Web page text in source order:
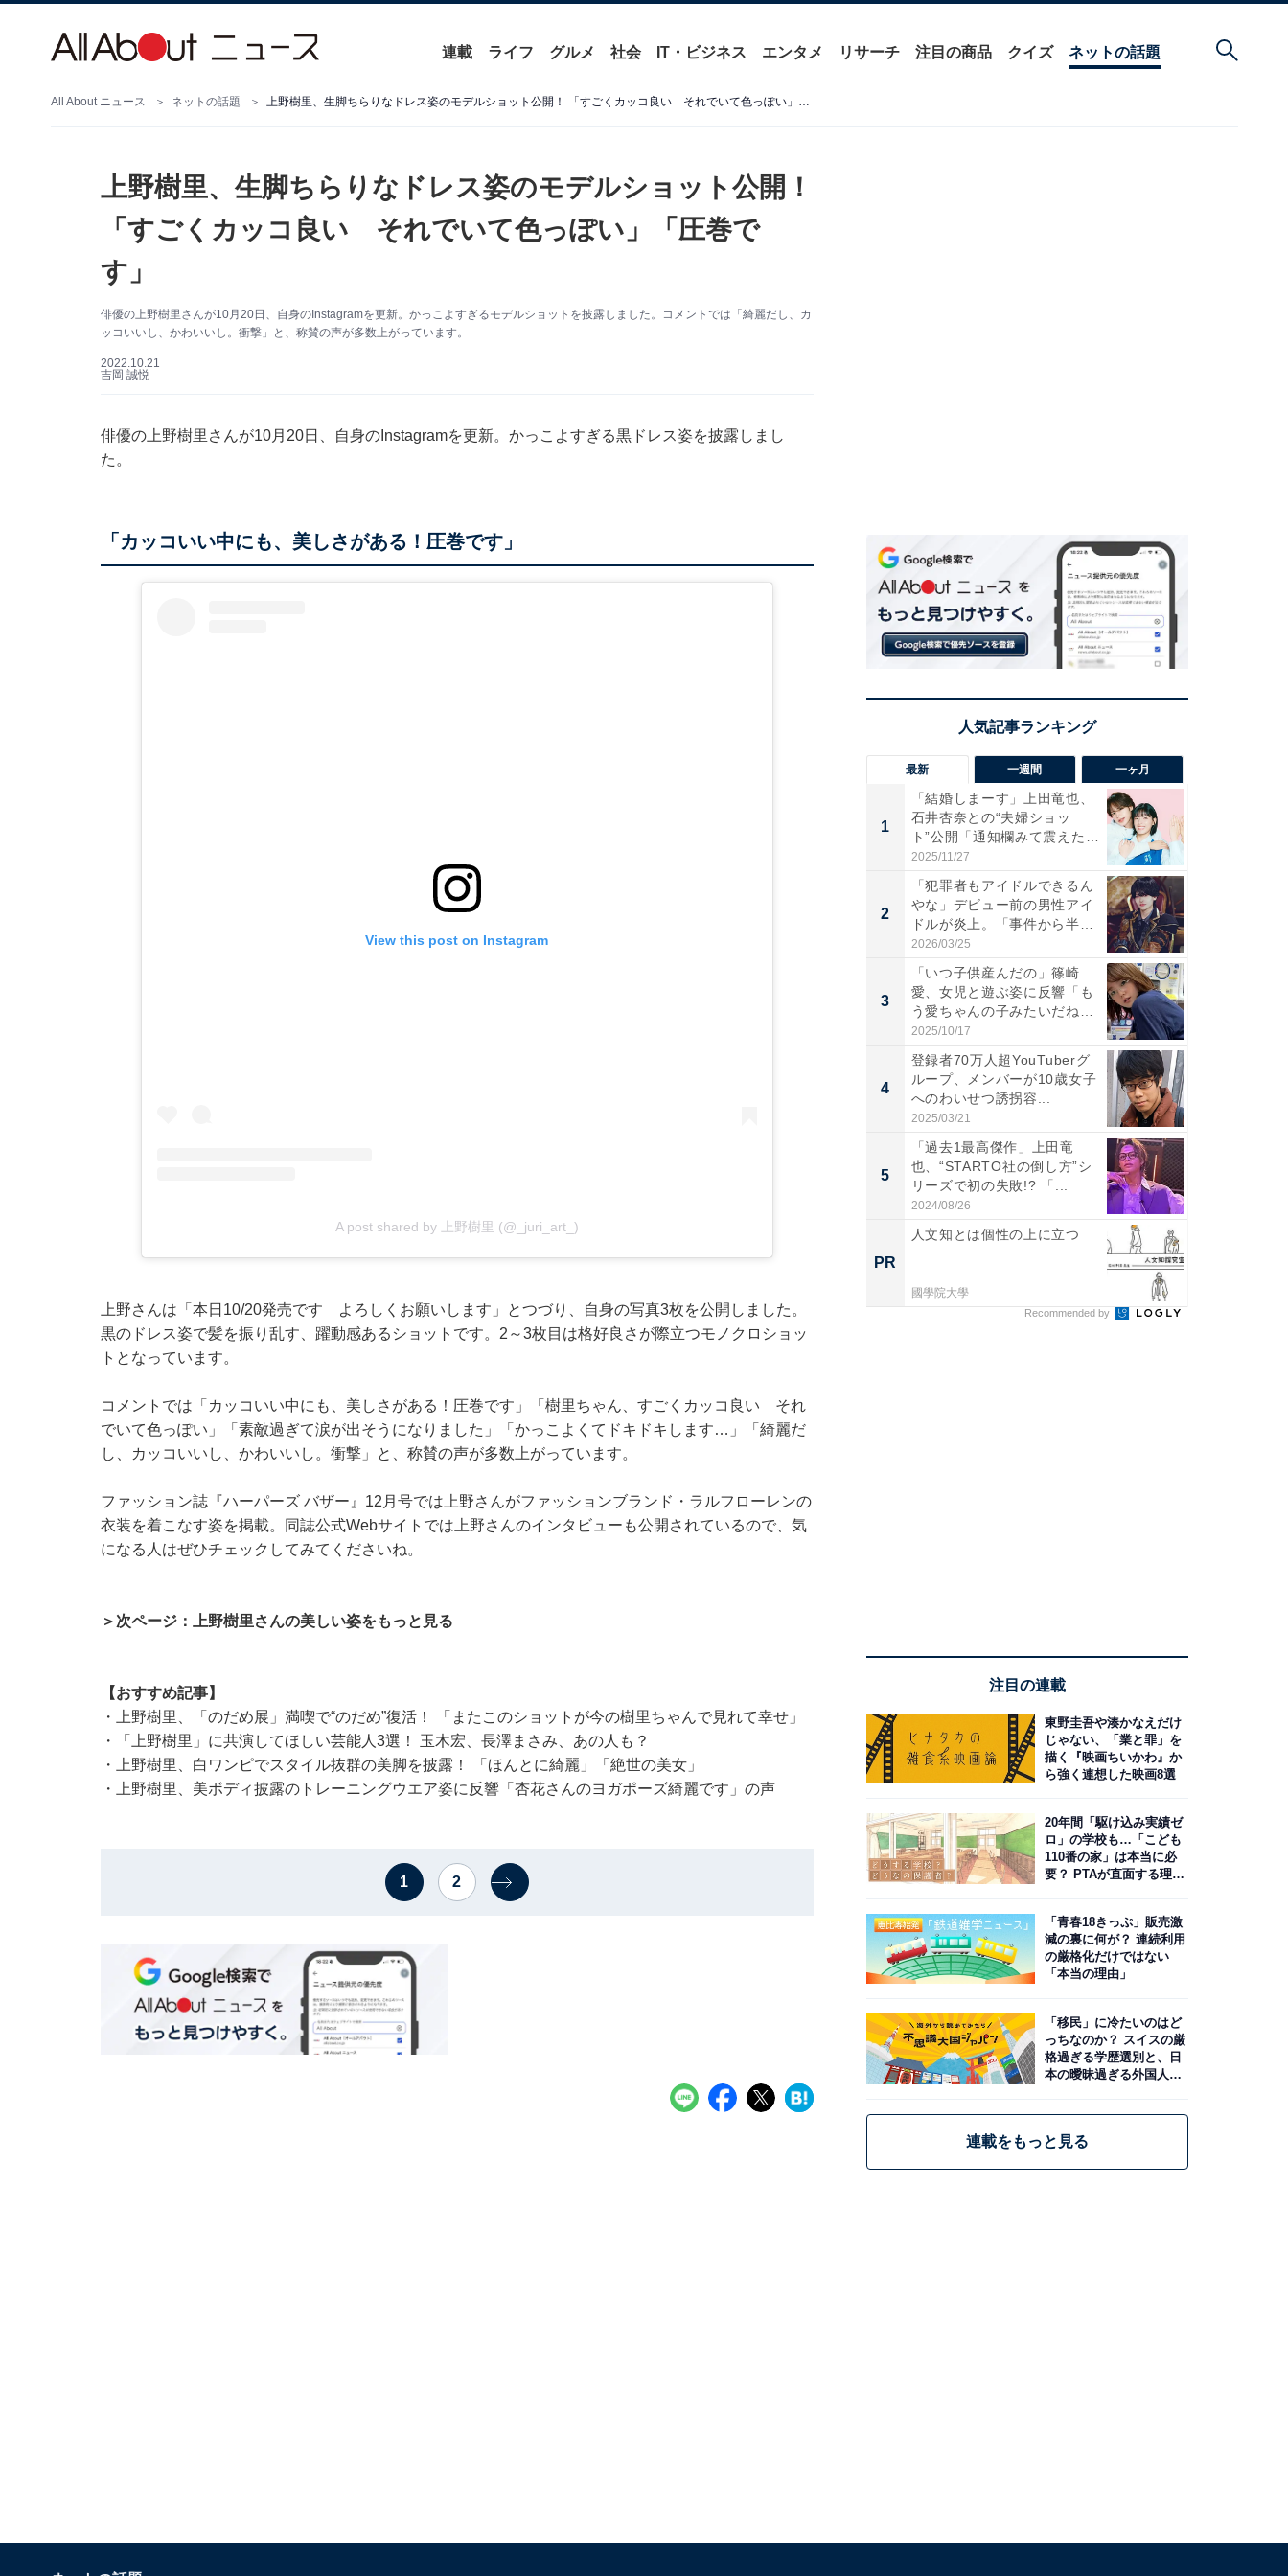
連載 ライフ グルメ 社会 IT・ビジネス エンタメ リサーチ 注目の商品 クイズ ネットの話題
All About ニュース ネットの話題 上野樹里、生脚ちらりなドレス姿のモデルショット公開！ 「すごくカッコ良い それでいて色っぽい」「圧巻です」
上野樹里、生脚ちらりなドレス姿のモデルショット公開！
「すごくカッコ良い それでいて色っぽい」「圧巻で
す」
俳優の上野樹里さんが10月20日、自身のInstagramを更新。かっこよすぎるモデルショットを披露しました。コメントでは「綺麗だし、カ
ッコいいし、かわいいし。衝撃」と、称賛の声が多数上がっています。
2022.10.21
吉岡 誠悦
俳優の上野樹里さんが10月20日、自身のInstagramを更新。かっこよすぎる黒ドレス姿を披露しまし
た。
「カッコいい中にも、美しさがある！圧巻です」
View this post on Instagram
A post shared by 上野樹里 (@_juri_art_)
上野さんは「本日10/20発売です よろしくお願いします」とつづり、自身の写真3枚を公開しました。
黒のドレス姿で髪を振り乱す、躍動感あるショットです。2～3枚目は格好良さが際立つモノクロショッ
トとなっています。
コメントでは「カッコいい中にも、美しさがある！圧巻です」「樹里ちゃん、すごくカッコ良い それ
でいて色っぽい」「素敵過ぎて涙が出そうになりました」「かっこよくてドキドキします…」「綺麗だ
し、カッコいいし、かわいいし。衝撃」と、称賛の声が多数上がっています。
ファッション誌『ハーパーズ バザー』12月号では上野さんがファッションブランド・ラルフローレンの
衣装を着こなす姿を掲載。同誌公式Webサイトでは上野さんのインタビューも公開されているので、気
になる人はぜひチェックしてみてくださいね。
＞次ページ：上野樹里さんの美しい姿をもっと見る
【おすすめ記事】
・
上野樹里、「のだめ展」満喫で“のだめ”復活！ 「またこのショットが今の樹里ちゃんで見れて幸せ」
・
「上野樹里」に共演してほしい芸能人3選！ 玉木宏、長澤まさみ、あの人も？
・
上野樹里、白ワンピでスタイル抜群の美脚を披露！ 「ほんとに綺麗」「絶世の美女」
・
上野樹里、美ボディ披露のトレーニングウエア姿に反響「杏花さんのヨガポーズ綺麗です」の声
1 2
最新 一週間 一ヶ月
1
「結婚しまーす」上田竜也、
石井杏奈との“夫婦ショッ
ト”公開「通知欄みて震えた」
「...
2025/11/27
2
「犯罪者もアイドルできるん
やな」デビュー前の男性アイ
ドルが炎上。「事件から半年
も...
2026/03/25
3
「いつ子供産んだの」篠崎
愛、女児と遊ぶ姿に反響「も
う愛ちゃんの子みたいだね」
「完...
2025/10/17
4
登録者70万人超YouTuberグ
ループ、メンバーが10歳女子
へのわいせつ誘拐容...
2025/03/21
5
「過去1最高傑作」上田竜
也、“STARTO社の倒し方”シ
リーズで初の失敗!? 「...
2024/08/26
PR
人文知とは個性の上に立つ
國學院大學
Recommended by
注目の連載
東野圭吾や湊かなえだけ
じゃない、「業と罪」を
描く『映画ちいかわ』か
ら強く連想した映画8選
20年間「駆け込み実績ゼ
ロ」の学校も…「こども
110番の家」は本当に必
要？ PTAが直面する理想
「青春18きっぷ」販売激
減の裏に何が？ 連続利用
の厳格化だけではない
「本当の理由」
「移民」に冷たいのはど
っちなのか？ スイスの厳
格過ぎる学歴選別と、日
本の曖昧過ぎる外国人政
連載をもっと見る